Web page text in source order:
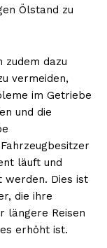
Ölstand zu
zudem dazu
vermeiden,
im Getriebe
und die
läuft und
werden. Dies ist
die ihre
längere Reisen
erhöht ist.